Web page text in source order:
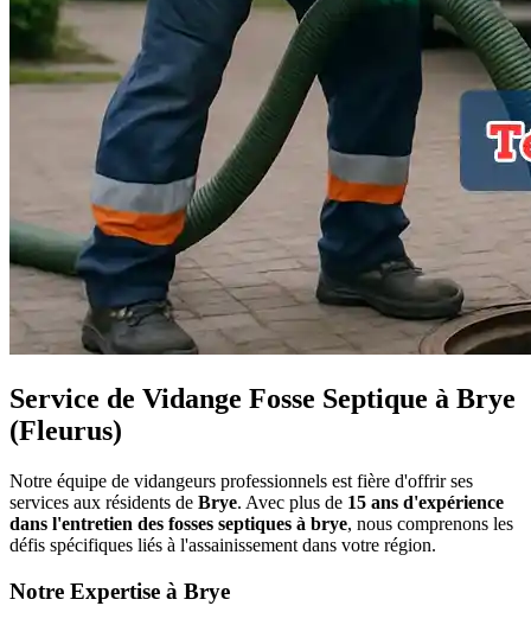
Service de Vidange Fosse Septique à Brye
(Fleurus)
Notre équipe de vidangeurs professionnels est fière d'offrir ses
services aux résidents de Brye. Avec plus de 15 ans d'expérience
dans l'entretien des fosses septiques à brye, nous comprenons les
défis spécifiques liés à l'assainissement dans votre région.
Notre Expertise à Brye